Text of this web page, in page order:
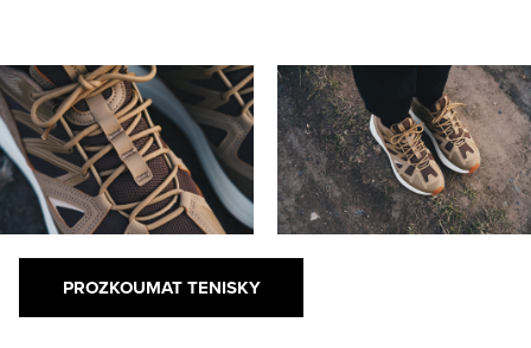
PROZKOUMAT TENISKY